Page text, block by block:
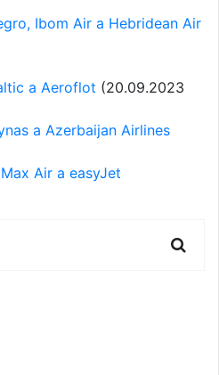
Ibom Air a Hebridean Air
a Aeroflot (20.09.2023
a Azerbaijan Airlines
Air a easyJet